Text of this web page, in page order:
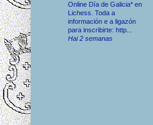
Online Día de Galicia* en
Lichess. Toda a
información e a ligazón
para inscribirte: http...
Hai 2 semanas